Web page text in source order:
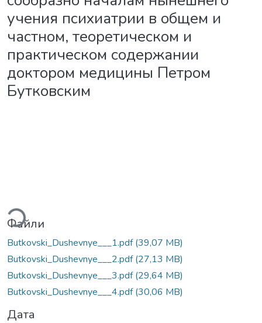
учения психиатрии в общем и
частном, теоретическом и
практическом содержании
доктором медицины Петром
Бутковским
Файли
Butkovski_Dushevnye___1.pdf(39,07 MB)
Butkovski_Dushevnye___2.pdf(27,13 MB)
Butkovski_Dushevnye___3.pdf(29,64 MB)
Butkovski_Dushevnye___4.pdf(30,06 MB)
Дата